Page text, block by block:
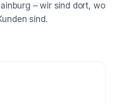
– wir sind dort, wo
sind.